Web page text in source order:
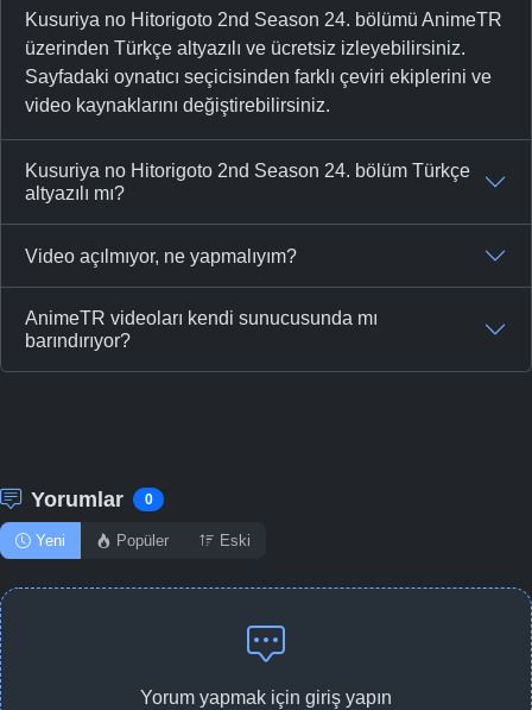
Kusuriya no Hitorigoto 2nd Season 24. bölümü AnimeTR
üzerinden Türkçe altyazılı ve ücretsiz izleyebilirsiniz.
Sayfadaki oynatıcı seçicisinden farklı çeviri ekiplerini ve
video kaynaklarını değiştirebilirsiniz.
Kusuriya no Hitorigoto 2nd Season 24. bölüm Türkçe
altyazılı mı?
Video açılmıyor, ne yapmalıyım?
AnimeTR videoları kendi sunucusunda mı
barındırıyor?
Yorumlar 0
Yeni Popüler Eski
Yorum yapmak için giriş yapın